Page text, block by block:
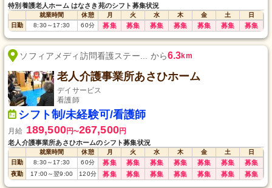
特別養護老人ホーム はなさき苑のシフト募集状況
就業時間 休憩 月 火 水 木 金 土
日
日勤
8:30～17:30 60分 募集 募集 募集 募集 募集 募集 募集
ソフィアメディ訪問看護ステー... から6.3km
老人介護事業所あさひホーム
デイサービス
看護師
シフト制/未経験可/看護師
月給 189,500円〜267,500円
老人介護事業所あさひホームのシフト募集状況
就業時間 休憩 月 火 水 木 金 土
日
日勤
8:30～17:30 60分 募集 募集 募集 募集 募集 募集 募集
夜勤 17:00～翌9:00 120分 募集 募集 募集 募集 募集 募集 募集